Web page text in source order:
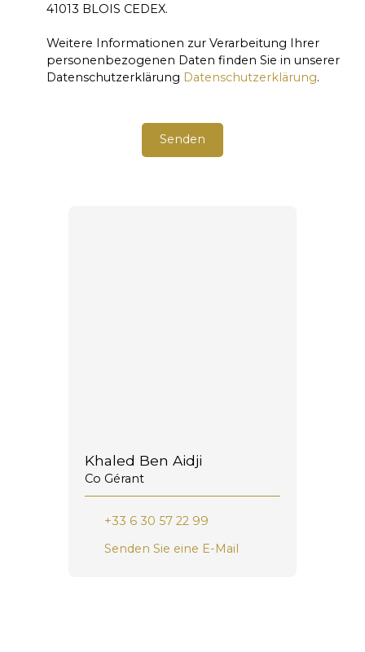
41013 BLOIS CEDEX.
Weitere Informationen zur Verarbeitung Ihrer
personenbezogenen Daten finden Sie in unserer
Datenschutzerklärung Datenschutzerklärung.
Senden
Khaled Ben Aidji
Co Gérant
+33 6 30 57 22 99
Senden Sie eine E-Mail